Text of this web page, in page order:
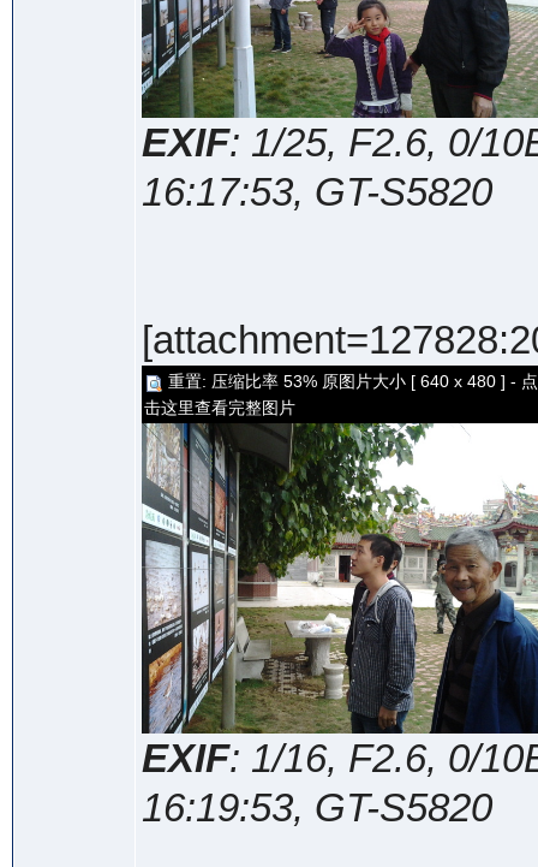
EXIF: 1/25, F2.6, 0/
16:17:53, GT-S5820
重置: 压缩比率 53% 原图片大小 [ 640 x 480 ] - 点
击这里查看完整图片
EXIF: 1/16, F2.6, 0/
16:19:53, GT-S5820